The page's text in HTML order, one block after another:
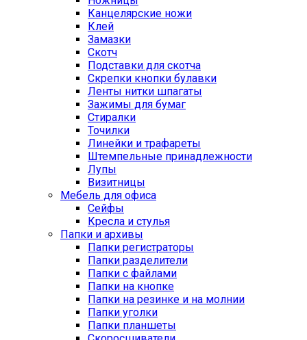
Канцелярские ножи
Клей
Замазки
Скотч
Подставки для скотча
Скрепки кнопки булавки
Ленты нитки шпагаты
Зажимы для бумаг
Стиралки
Точилки
Линейки и трафареты
Штемпельные принадлежности
Лупы
Визитницы
Мебель для офиса
Сейфы
Кресла и стулья
Папки и архивы
Папки регистраторы
Папки разделители
Папки с файлами
Папки на кнопке
Папки на резинке и на молнии
Папки уголки
Папки планшеты